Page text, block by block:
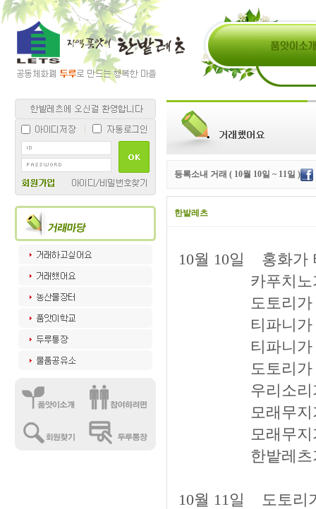
등록소내 거래 ( 10월 10일 ~ 11일 )
한밭레츠
10월 10일 홍화가
카푸치노가 티
도토리가 카푸
티파니가 천국
티파니가 카푸
도토리가 도깨
우리소리가 천
모래무지가 천
모래무지가 천
한밭레츠가 바
10월 11일 도토리